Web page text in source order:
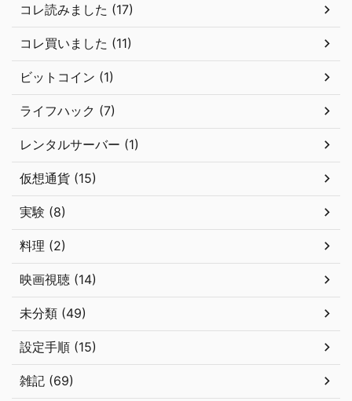
コレ読みました (17)
コレ買いました (11)
ビットコイン (1)
ライフハック (7)
レンタルサーバー (1)
仮想通貨 (15)
実験 (8)
料理 (2)
映画視聴 (14)
未分類 (49)
設定手順 (15)
雑記 (69)